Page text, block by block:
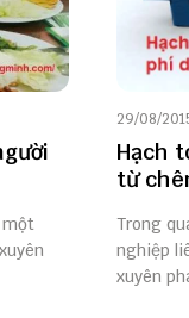
một
29/08/
Hạch
từ
Trong
nghiệp
xuyên